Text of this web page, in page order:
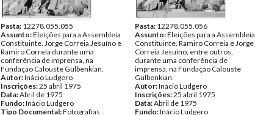
Pasta: 12278.055.055
Assunto:Eleições para a Assembleia
Constituinte. Jorge Correia Jesuíno e
Ramiro Correia durante uma
conferência de imprensa, na
Fundação Calouste Gulbenkian.
Autor:Inácio Ludgero
Inscrições:25 abril 1975
Data:Abril de 1975
Fundo:Inácio Ludgero
Tipo Documental:Fotografias
Pasta: 12278.055.056
Assunto:Eleições para a Assembleia
Constituinte. Ramiro Correia e Jorge
Correia Jesuíno, entre outros,
durante uma conferência de
imprensa, na Fundação Calouste
Gulbenkian.
Autor:Inácio Ludgero
Inscrições:25 abril 1975
Data:Abril de 1975
Fundo:Inácio Ludgero